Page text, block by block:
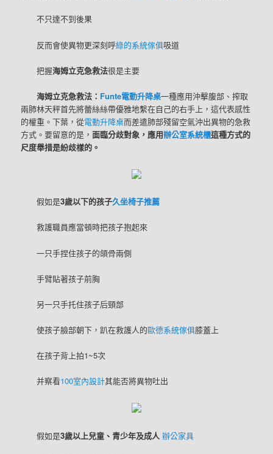
不只達不到後果
反而會使異物更深刻呼綠的系統傢俱吸道
把握海姆立克急救法很是主要
海姆立克急救法： Funte電動升降桌一種應用沖擊腹部、搾取
兩肺林天秤首先將蕾絲絲帶優雅地繫在自己的右手上，這代表感性
的權重。下葉，從電動升降桌而差遣肺部殘留空氣沖出異物的急救
方式。要留意的是，面臨分歧對象，應用辦公室系統櫃這種方式的
尺度舉措是紛歧樣的。
假如是3歲以下的孩子久坐椅子推薦
救護職員應當頓時把孩子抱起來
一只手捏住孩子的頜骨兩側
手臂貼著孩子前胸
另一只手托住孩子后頸部
使孩子臉部朝下，趴在救護人的歐德系統傢俱膝蓋上
在孩子背上拍1~5次
并察看100室內設計其能否將異物吐出
假如是3歲以上兒童、青少年及成人辦公家具